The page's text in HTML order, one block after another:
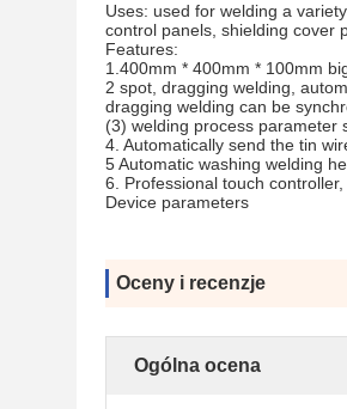
Uses: used for welding a
control panels, shielding cover
Features:
1.400mm * 400mm * 100mm
2 spot, dragging welding,
dragging welding can be
(3) welding process parameter
4. Automatically send the tin
5 Automatic washing welding
6. Professional touch
Device parameters
Oceny i recenzje
Ogólna ocena